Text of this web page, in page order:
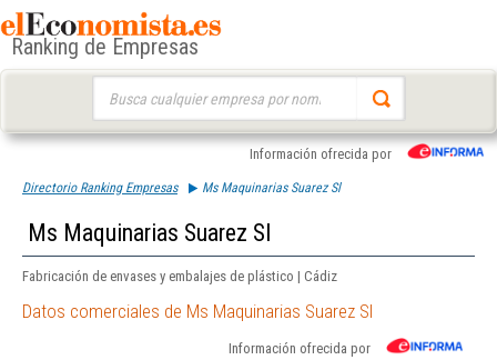
Ranking de Empresas
Información ofrecida por
Directorio Ranking Empresas Ms Maquinarias Suarez Sl
Ms Maquinarias Suarez Sl
Fabricación de envases y embalajes de plástico | Cádiz
Datos comerciales de Ms Maquinarias Suarez Sl
Información ofrecida por